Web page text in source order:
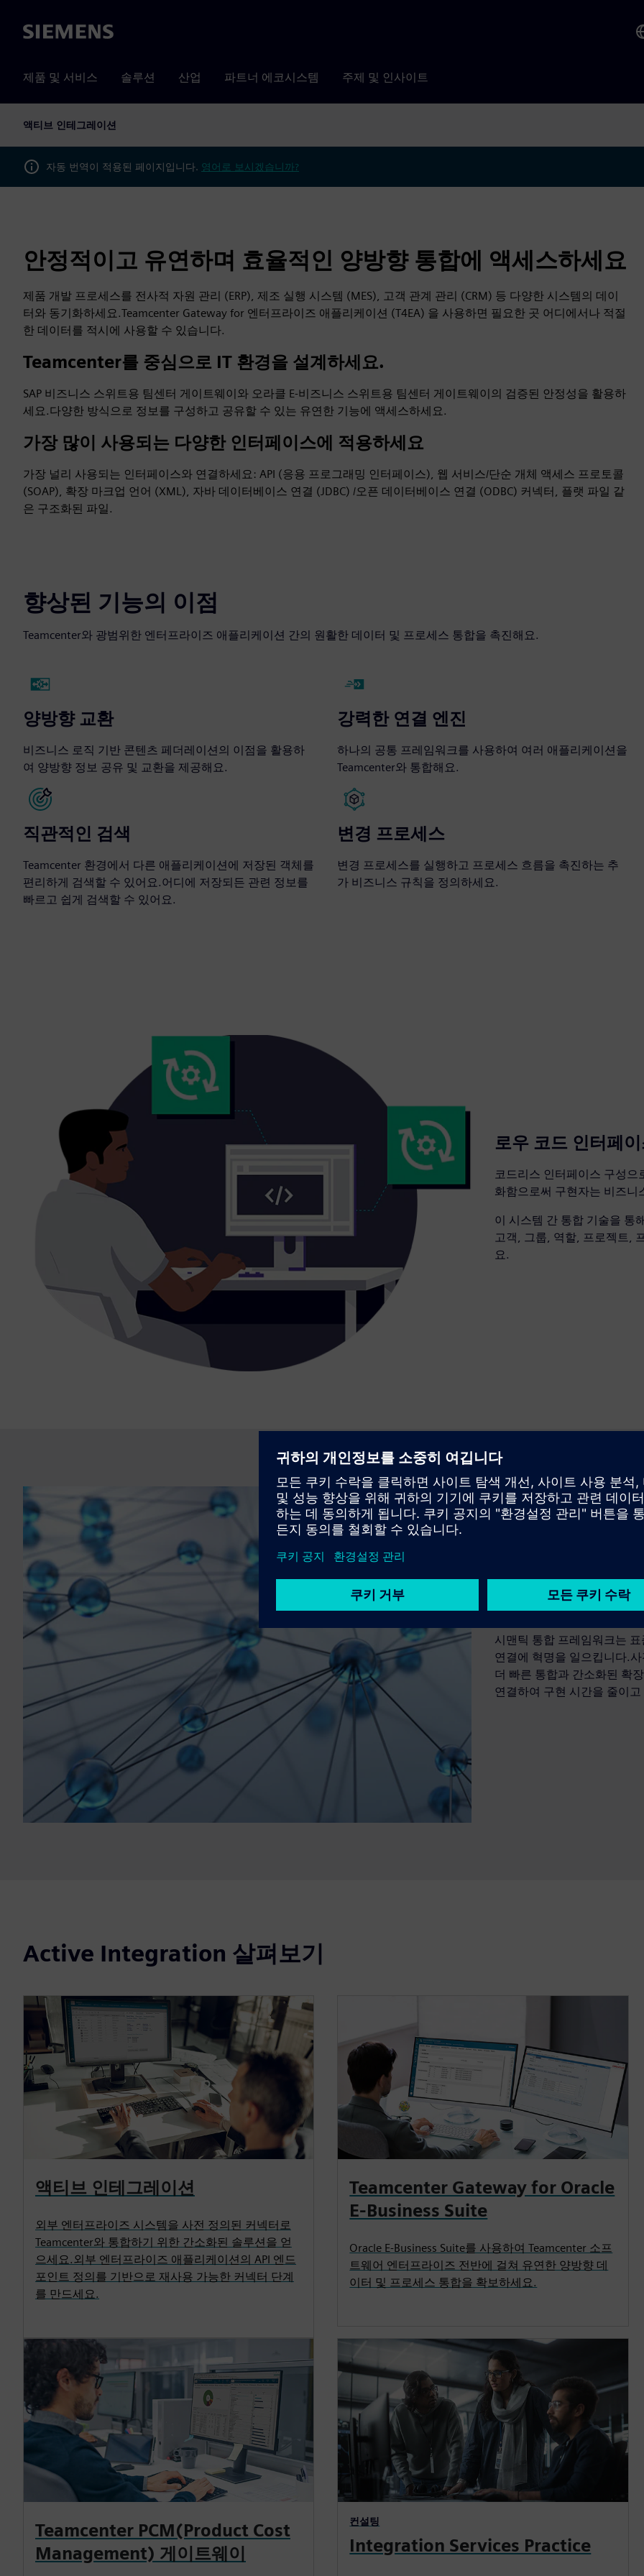
Siemens
제품 및 서비스 솔루션 산업 파트너 에코시스템 주제 및 인사이트
액티브 인테그레이션
자동 번역이 적용된 페이지입니다. 영어로 보시겠습니까?
안정적이고 유연하며 효율적인 양방향 통합에 액세스하세요
제품 개발 프로세스를 전사적 자원 관리 (ERP), 제조 실행 시스템 (MES), 고객 관계 관리 (CRM) 등 다양한 시스템의 데이
터와 동기화하세요.Teamcenter Gateway for 엔터프라이즈 애플리케이션 (T4EA) 을 사용하면 필요한 곳 어디에서나 적절
한 데이터를 적시에 사용할 수 있습니다.
Teamcenter를 중심으로 IT 환경을 설계하세요.
SAP 비즈니스 스위트용 팀센터 게이트웨이와 오라클 E-비즈니스 스위트용 팀센터 게이트웨이의 검증된 안정성을 활용하
세요.다양한 방식으로 정보를 구성하고 공유할 수 있는 유연한 기능에 액세스하세요.
가장 많이 사용되는 다양한 인터페이스에 적용하세요
가장 널리 사용되는 인터페이스와 연결하세요: API (응용 프로그래밍 인터페이스), 웹 서비스/단순 개체 액세스 프로토콜
(SOAP), 확장 마크업 언어 (XML), 자바 데이터베이스 연결 (JDBC) /오픈 데이터베이스 연결 (ODBC) 커넥터, 플랫 파일 같
은 구조화된 파일.
향상된 기능의 이점
Teamcenter와 광범위한 엔터프라이즈 애플리케이션 간의 원활한 데이터 및 프로세스 통합을 촉진해요.
양방향 교환
비즈니스 로직 기반 콘텐츠 페더레이션의 이점을 활용하
여 양방향 정보 공유 및 교환을 제공해요.
강력한 연결 엔진
하나의 공통 프레임워크를 사용하여 여러 애플리케이션을
Teamcenter와 통합해요.
직관적인 검색
Teamcenter 환경에서 다른 애플리케이션에 저장된 객체를
편리하게 검색할 수 있어요.어디에 저장되든 관련 정보를
빠르고 쉽게 검색할 수 있어요.
변경 프로세스
변경 프로세스를 실행하고 프로세스 흐름을 촉진하는 추
가 비즈니스 규칙을 정의하세요.
로우 코드 인터페
코드리스 인터페이스 구성으
화함으로써 구현자는 비즈
이 시스템 간 통합 기술을 통
고객, 그룹, 역할, 프로젝트,
요.
시맨틱 통합 프레
시맨틱 통합 프레임워크는
연결에 혁명을 일으킵니다.
더 빠른 통합과 간소화된 확
연결하여 구현 시간을 줄이
Active Integration 살펴보기
액티브 인테그레이션
외부 엔터프라이즈 시스템을 사전 정의된 커넥터로
Teamcenter와 통합하기 위한 간소화된 솔루션을 얻
으세요.외부 엔터프라이즈 애플리케이션의 API 엔드
포인트 정의를 기반으로 재사용 가능한 커넥터 단계
를 만드세요.
Teamcenter Gateway for Oracle
E-Business Suite
Oracle E-Business Suite를 사용하여 Teamcenter 소프
트웨어 엔터프라이즈 전반에 걸쳐 유연한 양방향 데
이터 및 프로세스 통합을 확보하세요.
Teamcenter PCM(Product Cost
Management) 게이트웨이
컨설팅
Integration Services Practice